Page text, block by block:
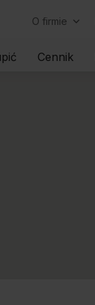
O firmie
to
Cennik